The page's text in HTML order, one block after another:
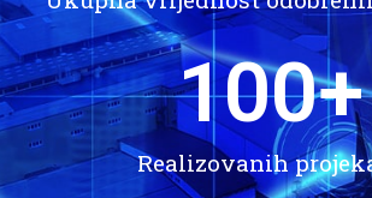
Realizovanih
100+